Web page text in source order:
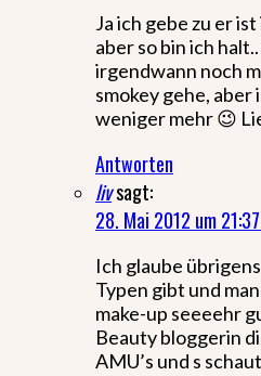
Ja ich gebe zu er
aber so bin ich
irgendwann noch
smokey gehe,
weniger mehr 😉
Antworten
livsagt:
28. Mai 2012 um
Ich glaube
Typen gibt und
make-up seeeehr
Beauty bloggerin
AMU’s und s